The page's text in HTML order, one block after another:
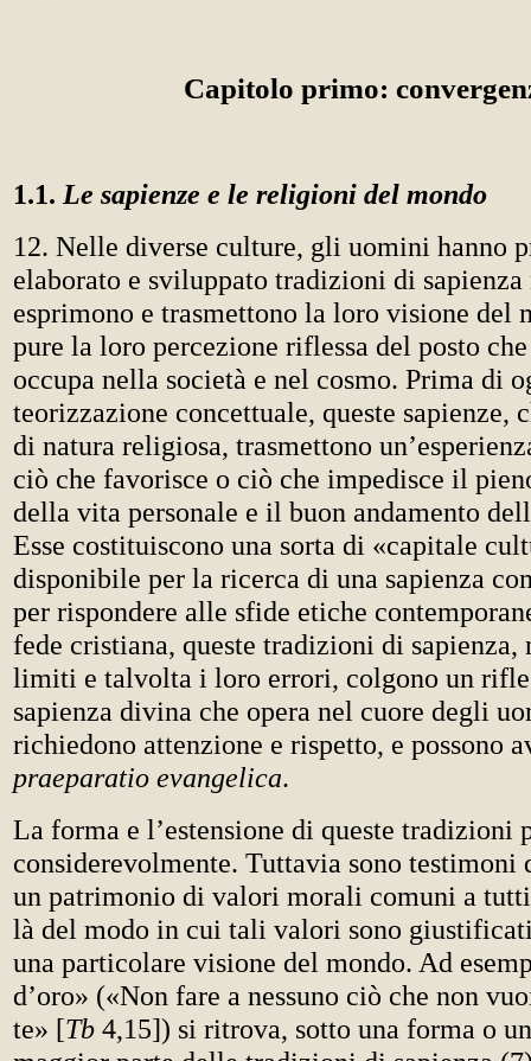
Capitolo primo:
1.1. Le sapienze e le religioni del mondo
12. Nelle diverse culture, gli uomini hanno
elaborato e sviluppato tradizioni di
esprimono e trasmettono la loro visione del
pure la loro percezione riflessa del posto che
occupa nella società e nel cosmo. Prima di
teorizzazione concettuale, queste sapienze,
di natura religiosa, trasmettono
ciò che favorisce o ciò che impedisce il
della vita personale e il buon andamento
Esse costituiscono una sorta di «capitale
disponibile per la ricerca di una sapienza
per rispondere alle sfide etiche
fede cristiana, queste tradizioni di sapienza,
limiti e talvolta i loro errori, colgono un
sapienza divina che opera nel cuore degli
richiedono attenzione e rispetto, e possono
praeparatio evangelica.
La forma e l’estensione di queste tradizioni
considerevolmente. Tuttavia sono testimoni
un patrimonio di valori morali comuni a
là del modo in cui tali valori sono
una particolare visione del mondo. Ad
d’oro» («Non fare a nessuno ciò che non
te» [Tb 4,15]) si ritrova, sotto una forma o